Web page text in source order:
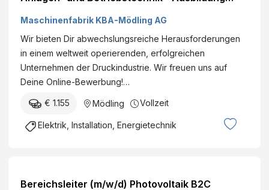
Maschinenfabrik KBA-Mödling AG
Wir bieten Dir abwechslungsreiche Herausforderungen
in einem weltweit operierenden, erfolgreichen
Unternehmen der Druckindustrie. Wir freuen uns auf
Deine Online-Bewerbung!…
€ 1.155 Mödling Vollzeit
Elektrik, Installation, Energietechnik
Bereichsleiter (m/w/d) Photovoltaik B2C